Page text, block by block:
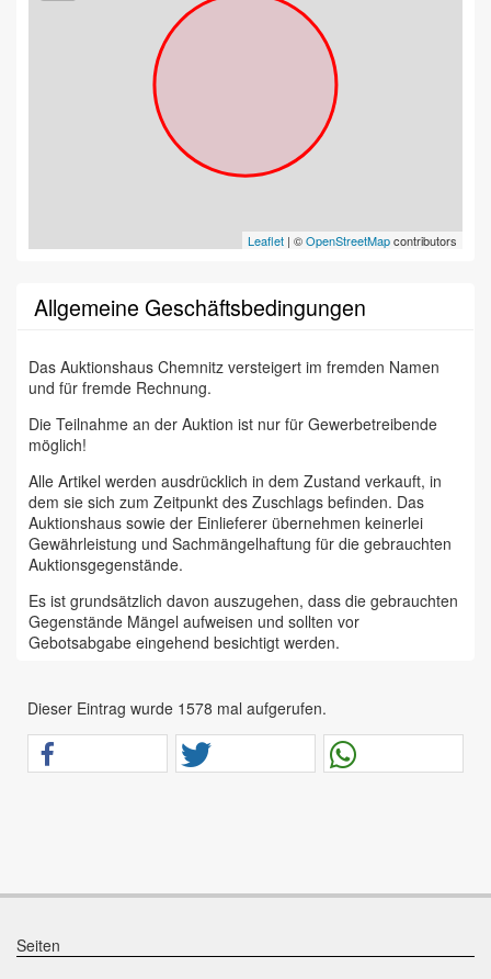
Leaflet | ©OpenStreetMapcontributors
Allgemeine Geschäftsbedingungen
Das Auktionshaus Chemnitz versteigert im fremden Namen
und für fremde Rechnung.
Die Teilnahme an der Auktion ist nur für Gewerbetreibende
möglich!
Alle Artikel werden ausdrücklich in dem Zustand verkauft, in
dem sie sich zum Zeitpunkt des Zuschlags befinden. Das
Auktionshaus sowie der Einlieferer übernehmen keinerlei
Gewährleistung und Sachmängelhaftung für die gebrauchten
Auktionsgegenstände.
Es ist grundsätzlich davon auszugehen, dass die gebrauchten
Gegenstände Mängel aufweisen und sollten vor
Gebotsabgabe eingehend besichtigt werden.
dass sämtliche zum Verkauf stehende Artikel ungeprüft sind.
Bei allen zum Verkauf stehenden Fahrzeugen und Maschinen
ist davon auszugehen, dass diese bereits einen nicht
unerheblichen Vorschaden erlitten haben.
Wir weisen eindringlich darauf hin, dass Gebote nur
einverstanden sind und diese bedingungslos akzeptieren.
Dieser Eintrag wurde 1578 mal aufgerufen.
Seiten